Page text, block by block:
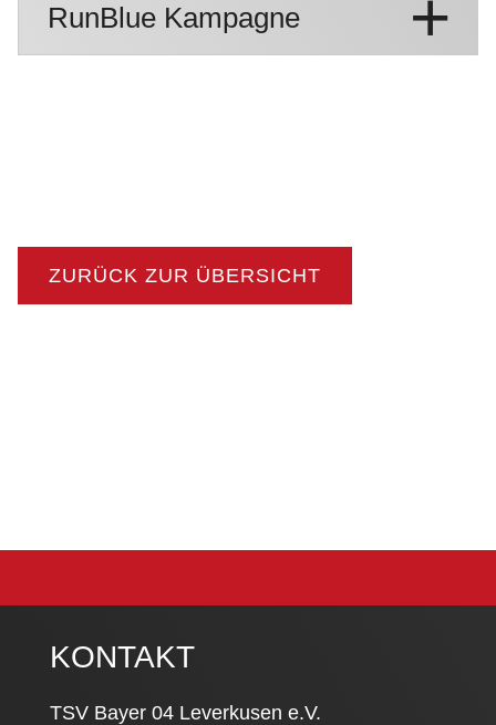
RunBlue Kampagne
ZURÜCK ZUR ÜBERSICHT
KONTAKT
TSV Bayer 04 Leverkusen e.V.